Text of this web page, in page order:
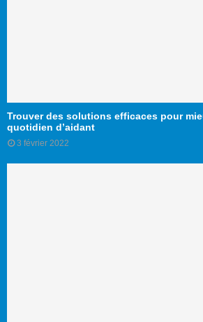
Trouver des solutions efficaces pour
quotidien d’aidant
3 février 2022